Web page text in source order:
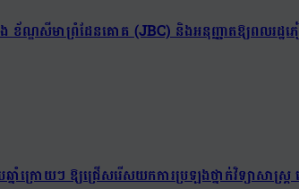
ស់វែង ខ័ណ្ឌសីមាព្រំដែនគោគ (JBC) និងអនុញ្ញាតឱ្យពល
ក្រោយៗ ឱ្យជ្រើសរើសយកការប្រឡងថ្នាក់វិទ្យាសាស្